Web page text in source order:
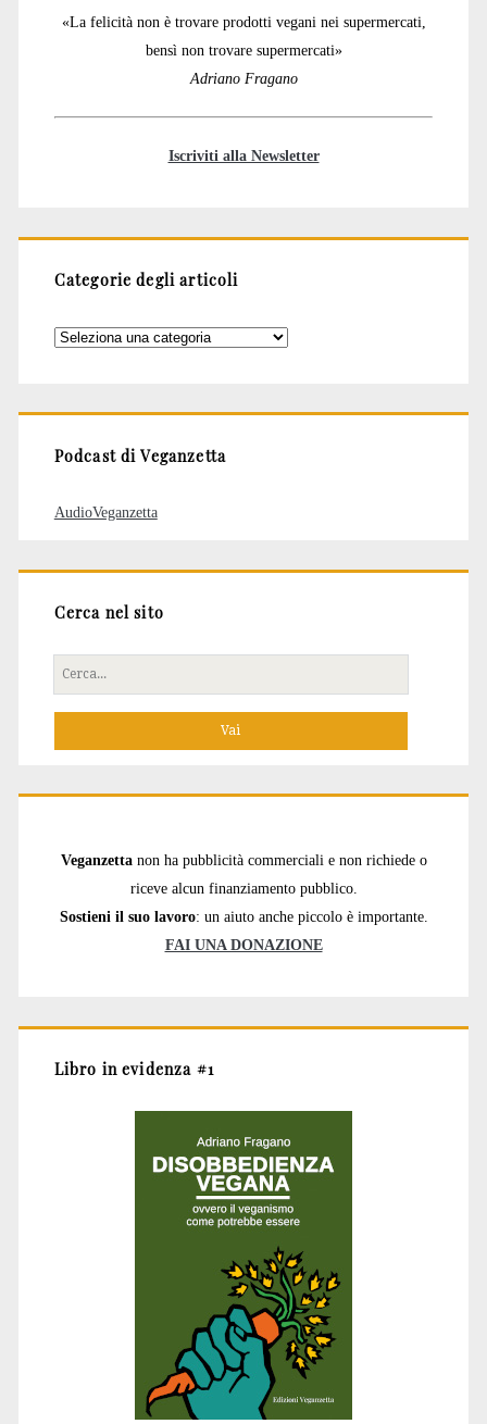
«La felicità non è trovare prodotti vegani nei supermercati,
bensì non trovare supermercati»
Adriano Fragano
Iscriviti alla Newsletter
Categorie degli articoli
Categorie
Podcast di Veganzetta
AudioVeganzetta
Cerca nel sito
Cerca
per:
Veganzetta non ha pubblicità commerciali e non richiede o
riceve alcun finanziamento pubblico.
Sostieni il suo lavoro: un aiuto anche piccolo è importante.
FAI UNA DONAZIONE
Libro in evidenza #1